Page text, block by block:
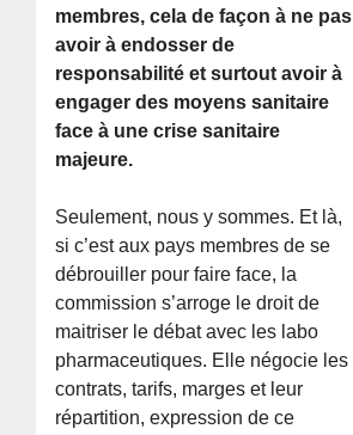
membres, cela de façon à ne pas
avoir à endosser de
responsabilité et surtout avoir à
engager des moyens sanitaire
face à une crise sanitaire
majeure.
Seulement, nous y sommes. Et là,
si c’est aux pays membres de se
débrouiller pour faire face, la
commission s’arroge le droit de
maitriser le débat avec les labo
pharmaceutiques. Elle négocie les
contrats, tarifs, marges et leur
répartition, expression de ce